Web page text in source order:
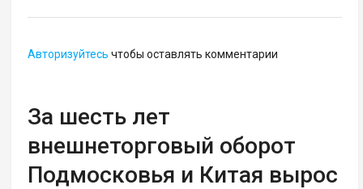
Авторизуйтесь чтобы оставлять комментарии
За шесть лет
внешнеторговый оборот
Подмосковья и Китая вырос